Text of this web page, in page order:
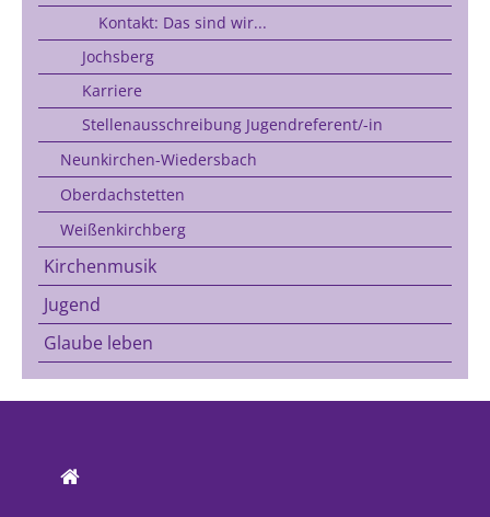
Kontakt: Das sind wir...
Jochsberg
Karriere
Stellenausschreibung Jugendreferent/-in
Neunkirchen-Wiedersbach
Oberdachstetten
Weißenkirchberg
Kirchenmusik
Jugend
Glaube leben